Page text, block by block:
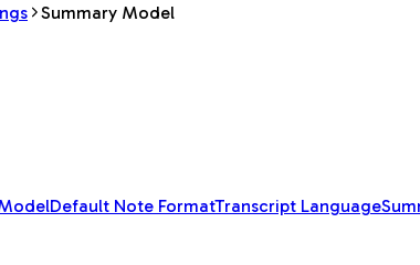
Summary Model
Default Note FormatTranscript Language